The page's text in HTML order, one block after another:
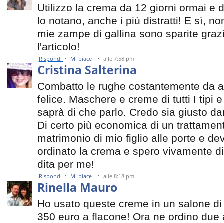
Utilizzo la crema da 12 giorni ormai e
lo notano, anche i più distratti! E sì,
mie zampe di gallina sono sparite
l'articolo!
Rispondi · Mi piace · alle 7:58 pm
Cristina Salterina
Combatto le rughe costantemente da
felice. Maschere e creme di tutti I tipi
saprà di che parlo. Credo sia giusto
Di certo più economica di un
matrimonio di mio figlio alle porte e
ordinato la crema e spero vivamente
dita per me!
Rispondi · Mi piace · alle 8:18 pm
Rinella Mauro
Ho usato queste creme in un salone
350 euro a flacone! Ora ne ordino